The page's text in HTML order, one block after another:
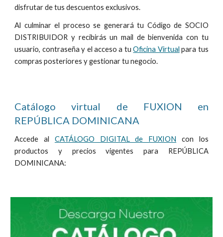
disfrutar de tus descuentos exclusivos.
Al culminar el proceso se generará tu Código de SOCIO
DISTRIBUIDOR y recibirás un mail de bienvenida con tu
usuario, contraseña y el acceso a tuOficina Virtual para tus
compras posteriores y gestionar tu negocio.
Catálogo virtual de FUXION en
REPÚBLICA DOMINICANA
Accede al CATÁLOGO DIGITAL de FUXION con los
productos y precios vigentes para REPÚBLICA
DOMINICANA: